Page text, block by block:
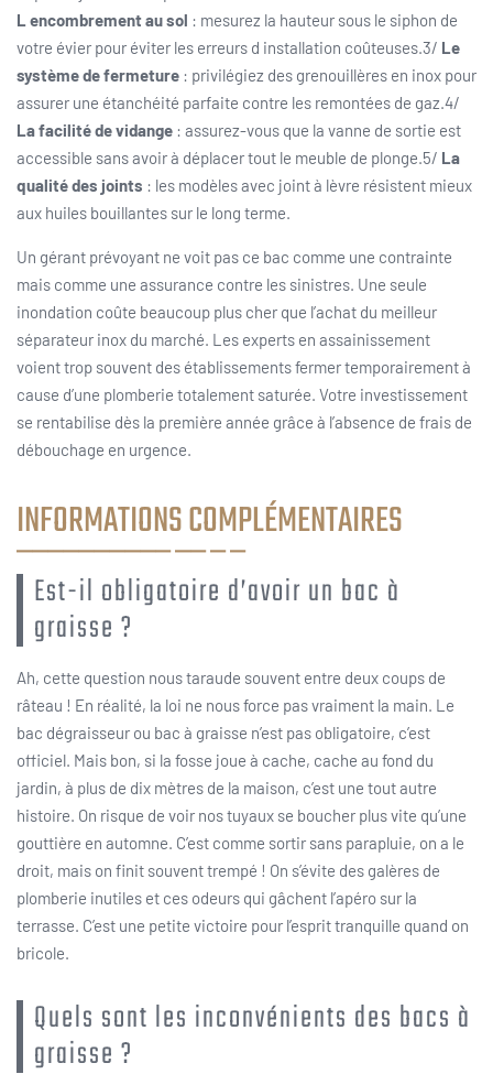
L encombrement au sol : mesurez la hauteur sous le siphon de
votre évier pour éviter les erreurs d installation coûteuses.3/ Le
système de fermeture : privilégiez des grenouillères en inox pour
assurer une étanchéité parfaite contre les remontées de gaz.4/
La facilité de vidange : assurez-vous que la vanne de sortie est
accessible sans avoir à déplacer tout le meuble de plonge.5/ La
qualité des joints : les modèles avec joint à lèvre résistent mieux
aux huiles bouillantes sur le long terme.
Un gérant prévoyant ne voit pas ce bac comme une contrainte
mais comme une assurance contre les sinistres. Une seule
inondation coûte beaucoup plus cher que l’achat du meilleur
séparateur inox du marché. Les experts en assainissement
voient trop souvent des établissements fermer temporairement à
cause d’une plomberie totalement saturée. Votre investissement
se rentabilise dès la première année grâce à l’absence de frais de
débouchage en urgence.
INFORMATIONS COMPLÉMENTAIRES
Est-il obligatoire d’avoir un bac à
graisse ?
Ah, cette question nous taraude souvent entre deux coups de
râteau ! En réalité, la loi ne nous force pas vraiment la main. Le
bac dégraisseur ou bac à graisse n’est pas obligatoire, c’est
officiel. Mais bon, si la fosse joue à cache, cache au fond du
jardin, à plus de dix mètres de la maison, c’est une tout autre
histoire. On risque de voir nos tuyaux se boucher plus vite qu’une
gouttière en automne. C’est comme sortir sans parapluie, on a le
droit, mais on finit souvent trempé ! On s’évite des galères de
plomberie inutiles et ces odeurs qui gâchent l’apéro sur la
terrasse. C’est une petite victoire pour l’esprit tranquille quand on
bricole.
Quels sont les inconvénients des bacs à
graisse ?